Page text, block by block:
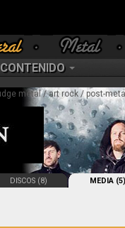
CONTENIDO
metal / art rock / post-
DISCOS (8) MEDIA (5)